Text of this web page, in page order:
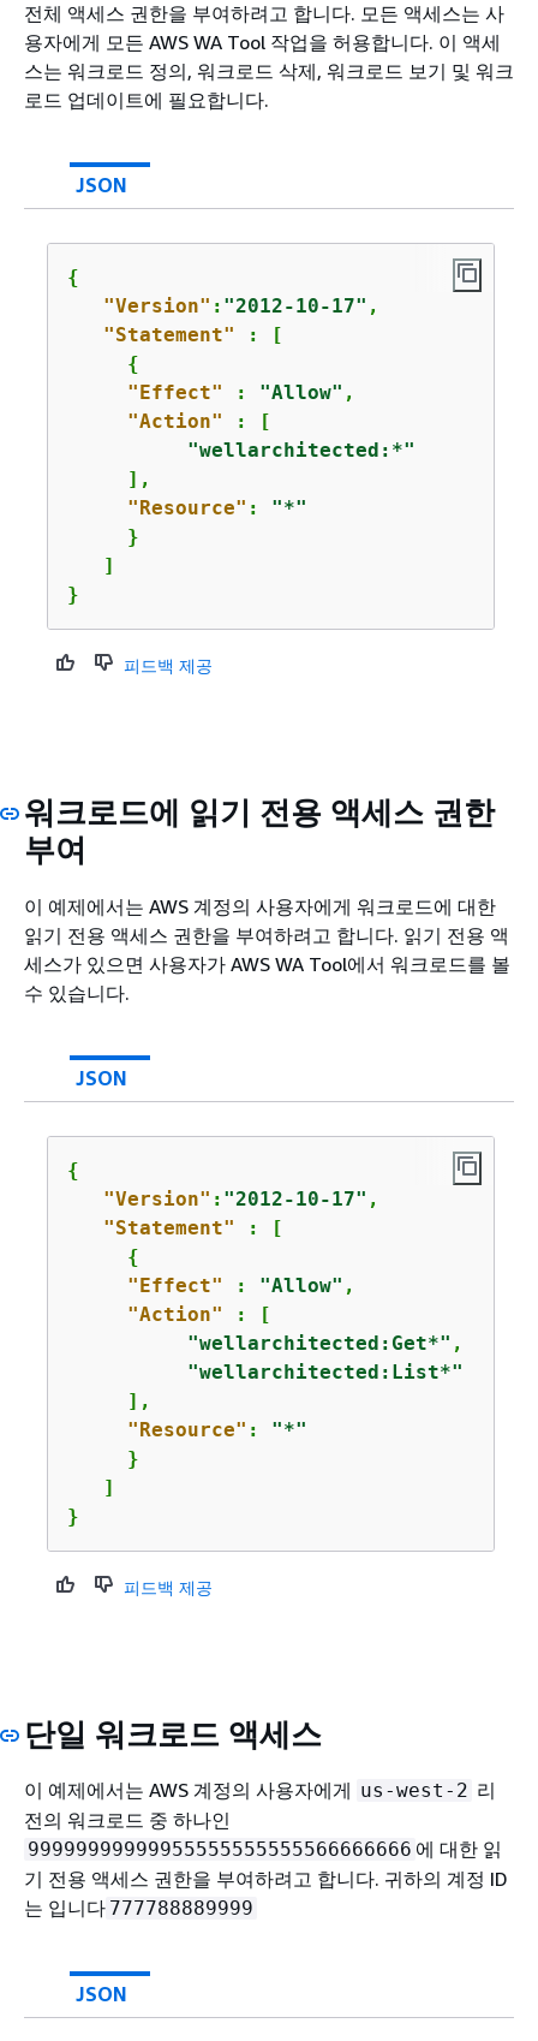
전체 액세스 권한을 부여하려고 합니다. 모든 액세스는 사
용자에게 모든 AWS WA Tool 작업을 허용합니다. 이 액세
스는 워크로드 정의, 워크로드 삭제, 워크로드 보기 및 워크
로드 업데이트에 필요합니다.
JSON
{
"Version" : "2012-10-17" ,
"Statement" : [
{
"Effect" : "Allow" ,
"Action" : [
"wellarchitected:*"
     ],
"Resource" : "*"
     }
   ]
}
피드백 제공
워크로드에 읽기 전용 액세스 권한
부여
이 예제에서는 AWS 계정의 사용자에게 워크로드에 대한
읽기 전용 액세스 권한을 부여하려고 합니다. 읽기 전용 액
세스가 있으면 사용자가 AWS WA Tool에서 워크로드를 볼
수 있습니다.
JSON
{
"Version" : "2012-10-17" ,
"Statement" : [
{
"Effect" : "Allow" ,
"Action" : [
"wellarchitected:Get*" ,
"wellarchitected:List*"
     ],
"Resource" : "*"
     }
   ]
}
피드백 제공
단일 워크로드 액세스
이 예제에서는 AWS 계정의 사용자에게 us-west-2 리
전의 워크로드 중 하나인
99999999999955555555555566666666 에 대한 읽
기 전용 액세스 권한을 부여하려고 합니다. 귀하의 계정 ID
는 입니다 777788889999
JSON